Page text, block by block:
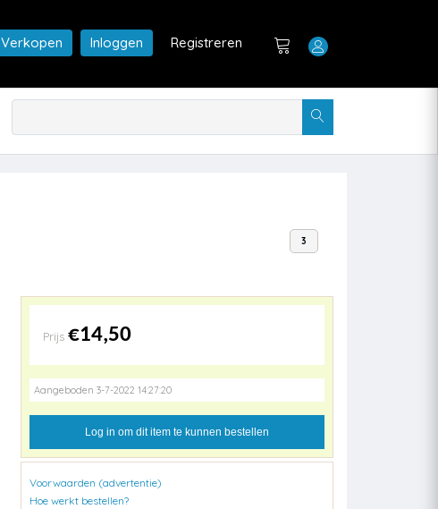
Verkopen Inloggen Registreren
3
Prijs €14,50
Aangeboden 3-7-2022 14:27:20
Log in om dit item te kunnen bestellen
Voorwaarden (advertentie)
Hoe werkt bestellen?